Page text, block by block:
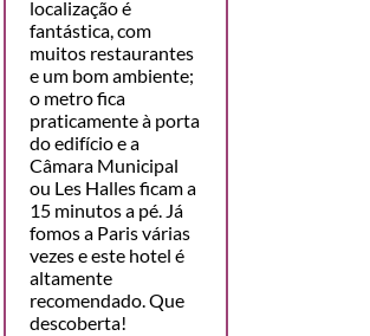
localização é
fantástica, com
muitos restaurantes
e um bom ambiente;
o metro fica
praticamente à porta
do edifício e a
Câmara Municipal
ou Les Halles ficam a
15 minutos a pé. Já
fomos a Paris várias
vezes e este hotel é
altamente
recomendado. Que
descoberta!